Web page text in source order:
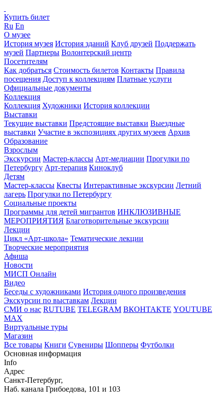
Купить билет
Ru En
О музее
История музея История зданий Клуб друзей Поддержать
музей Партнеры Волонтерский центр
Посетителям
Как добраться Стоимость билетов Контакты Правила
посещения Доступ к коллекциям Платные услуги
Официальные документы
Коллекция
Коллекция Художники История коллекции
Выставки
Текущие выставки Предстоящие выставки Выездные
выставки Участие в экспозициях других музеев Архив
Образование
Взрослым
Экскурсии Мастер-классы Арт-медиации Прогулки по
Петербургу Арт-терапия Киноклуб
Детям
Мастер-классы Квесты Интерактивные экскурсии Летний
лагерь Прогулки по Петербургу
Социальные проекты
Программы для детей мигрантов ИНКЛЮЗИВНЫЕ
МЕРОПРИЯТИЯ Благотворительные экскурсии
Лекции
Цикл «Арт-школа» Тематические лекции
Творческие мероприятия
Афиша
Новости
МИСП Онлайн
Видео
Беседы с художниками История одного произведения
Экскурсии по выставкам Лекции
СМИ о нас RUTUBE TELEGRAM ВКОНТАКТЕ YOUTUBE
MAX
Виртуальные туры
Магазин
Все товары Книги Сувениры Шопперы Футболки
Основная информация
Info
Адрес
Санкт-Петербург,
Наб. канала Грибоедова, 101 и 103